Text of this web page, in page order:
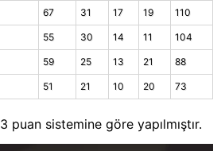
67 31 17 19 110
55 30 14 11 104
59 25 13 21 88
51 21 10 20 73
puan sistemine göre yapılmıştır.